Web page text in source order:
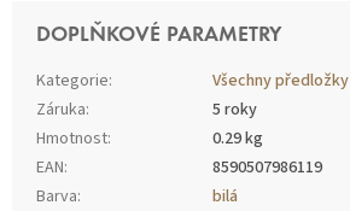
DOPLŇKOVÉ PARAMETRY
Kategorie:
Všechny předložky
Záruka:
5 roky
Hmotnost:
0.29 kg
EAN:
8590507986119
Barva:
bilá